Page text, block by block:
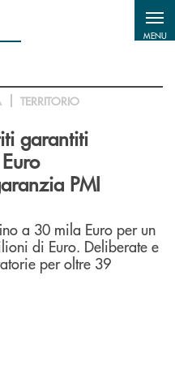
MENU
TERRITORIO
garantiti
PMI
a 30 mila Euro per un
di Euro. Deliberate e
per oltre 39